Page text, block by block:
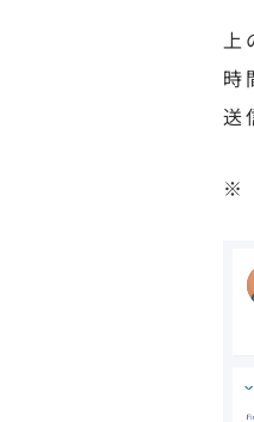
上
時
送
※